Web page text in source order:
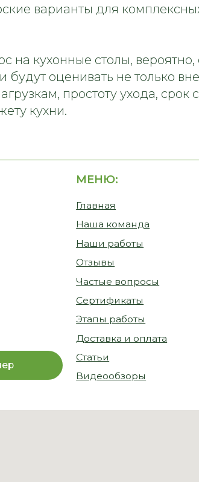
варианты для
кухонные столы, вероятно,
будут оценивать не только
простоту ухода,
кухни.
Пн
г.
Видеообзоры
Сертификаты
Частые вопросы
Отзывы
Наши работы
МЕНЮ: